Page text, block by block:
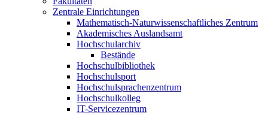
Zentrale Einrichtungen
Mathematisch-Naturwissenschaftliches Zentrum
Akademisches Auslandsamt
Hochschularchiv
Bestände
Hochschulbibliothek
Hochschulsport
Hochschulsprachenzentrum
Hochschulkolleg
IT-Servicezentrum